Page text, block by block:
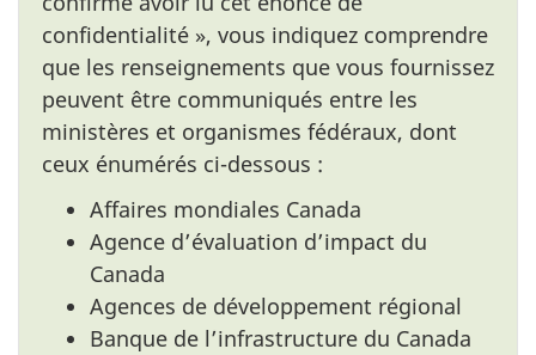
confidentialité », vous indiquez comprendre
que les renseignements que vous fournissez
peuvent être communiqués entre les
ministères et organismes fédéraux, dont
ceux énumérés ci-dessous :
Affaires mondiales Canada
Agence d’évaluation d’impact du
Canada
Agences de développement régional
Banque de l’infrastructure du Canada